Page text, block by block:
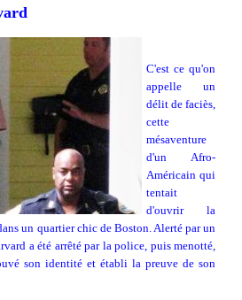
C'est ce qu'on
appelle un
délit de faciès,
cette
mésaventure
d'un Afro-
Américain qui
tentait
d'ouvrir la
un quartier chic de Boston. Alerté par un
a été arrêté par la police, puis menotté,
son identité et établi la preuve de son